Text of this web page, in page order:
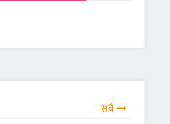
सबै